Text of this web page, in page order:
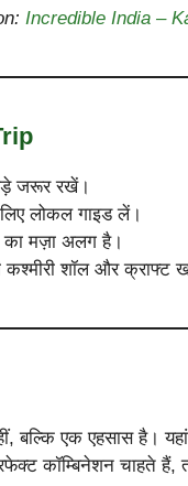
Incredible India –
जरूर रखें।
लोकल गाइड लें।
मज़ा अलग है।
शॉल और क्राफ्ट
बल्कि एक एहसास है।
कॉम्बिनेशन चाहते हैं,